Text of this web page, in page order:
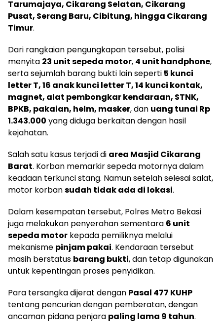
Tarumajaya, Cikarang Selatan, Cikarang
Pusat, Serang Baru, Cibitung, hingga Cikarang
Timur.
Dari rangkaian pengungkapan tersebut, polisi
menyita 23 unit sepeda motor, 4 unit handphone,
serta sejumlah barang bukti lain seperti 5 kunci
letter T, 16 anak kunci letter T, 14 kunci kontak,
magnet, alat pembongkar kendaraan, STNK,
BPKB, pakaian, helm, masker, dan uang tunai Rp
1.343.000 yang diduga berkaitan dengan hasil
kejahatan.
Salah satu kasus terjadi di area Masjid Cikarang
Barat. Korban memarkir sepeda motornya dalam
keadaan terkunci stang. Namun setelah selesai salat,
motor korbansudah tidak ada di lokasi.
Dalam kesempatan tersebut, Polres Metro Bekasi
juga melakukan penyerahan sementara 6 unit
sepeda motor kepada pemiliknya melalui
mekanisme pinjam pakai. Kendaraan tersebut
masih berstatus barang bukti, dan tetap digunakan
untuk kepentingan proses penyidikan.
Para tersangka dijerat dengan Pasal 477 KUHP
tentang pencurian dengan pemberatan, dengan
ancaman pidana penjara paling lama 9 tahun.